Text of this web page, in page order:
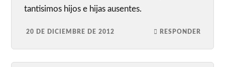
tantisimos hijos e hijas ausentes.
20 DE DICIEMBRE DE 2012 RESPONDER